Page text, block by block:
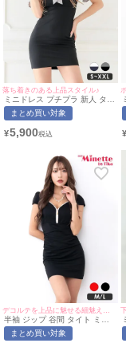
落ち着きのある上品スタイル♪
ミニドレス プチプラ 新人 タイ
ト ワンピース 半袖 低身長 胸
元隠し リボン グレー 黒 キャ
用/S~XXLサイズ対応) |
まとめ買い対象
¥5,900
|
¥
半袖 ジップ 谷間 タイト ミニ
ドレス (ちぴたん着用/M~Lサイ
ズ対応) | myMinette/マイミネ
まとめ買い対象